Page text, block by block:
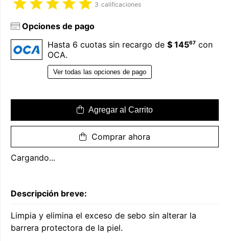
3 calificaciones
Opciones de pago
Hasta 6 cuotas sin recargo de $ 14567 con
OCA.
Ver todas las opciones de pago
Agregar al Carrito
Comprar ahora
Cargando...
Descripción breve:
Limpia y elimina el exceso de sebo sin alterar la
barrera protectora de la piel.